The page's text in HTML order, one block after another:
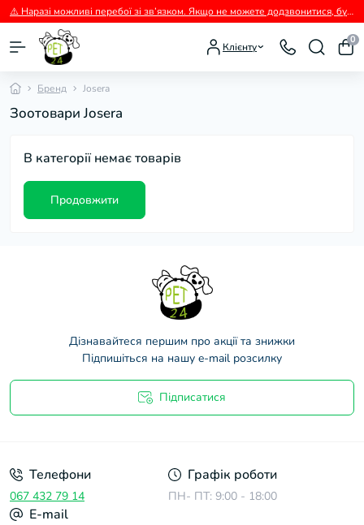
⚠️ Наразі можливі перебої зі зв’язком. Якщо не можете додзвонитися, будь ласка, пишіть нам у Viber.
Клієнту
0
Бренд Josera
Зоотовари Josera
В категорії немає товарів
Продовжити
Дізнавайтеся першим про акції та знижки
Підпишіться на нашу e-mail розсилку
Підписатися
Телефони
067 432 79 14
Графік роботи
ПН- ПТ: 9:00 - 18:00
E-mail